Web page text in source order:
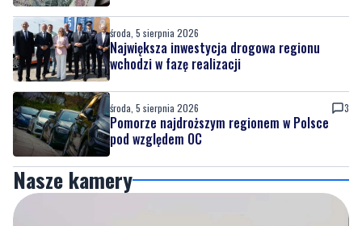
środa, 5 sierpnia 2026
Największa inwestycja drogowa regionu
wchodzi w fazę realizacji
środa, 5 sierpnia 2026 3
Pomorze najdroższym regionem w Polsce
pod względem OC
Nasze kamery